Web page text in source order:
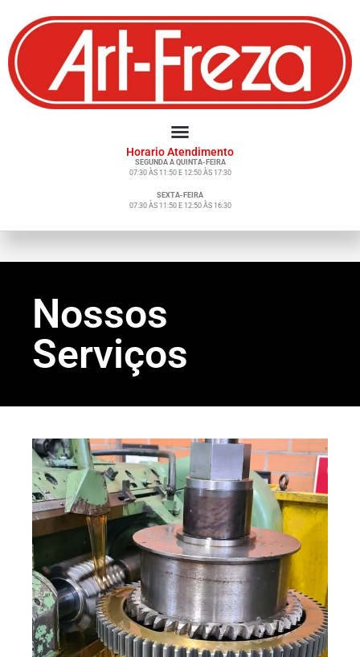
Horario Atendimento
SEGUNDA A QUINTA-FEIRA
07:30 ÀS 11:50 E 12:50 ÀS 17:30
SEXTA-FEIRA
07:30 ÀS 11:50 E 12:50 ÀS 16:30
Nossos
Serviços